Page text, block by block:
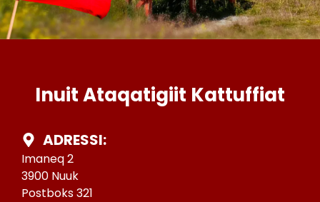
Inuit Ataqatigiit Kattuffiat
ADRESSI:
Imaneq 2
3900 Nuuk
Postboks 321